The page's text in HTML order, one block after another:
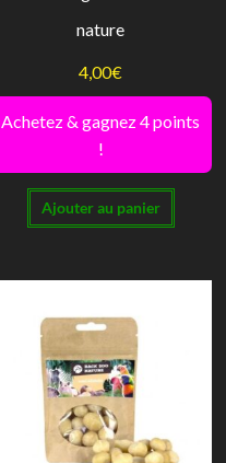
nature
4,00€
Achetez & gagnez 4 points
!
Ajouter au panier